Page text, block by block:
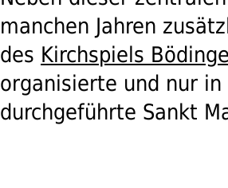
manchen Jahren
des Kirchspiels
organisierte und nur
durchgeführte Sankt